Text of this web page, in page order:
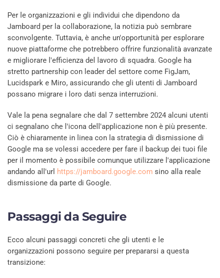
Per le organizzazioni e gli individui che dipendono da
Jamboard per la collaborazione, la notizia può sembrare
sconvolgente. Tuttavia, è anche un'opportunità per esplorare
nuove piattaforme che potrebbero offrire funzionalità avanzate
e migliorare l'efficienza del lavoro di squadra. Google ha
stretto partnership con leader del settore come FigJam,
Lucidspark e Miro, assicurando che gli utenti di Jamboard
possano migrare i loro dati senza interruzioni.
Vale la pena segnalare che dal 7 settembre 2024 alcuni utenti
ci segnalano che l'icona dell'applicazione non è più presente.
Ciò è chiaramente in linea con la strategia di dismissione di
Google ma se volessi accedere per fare il backup dei tuoi file
per il momento è possibile comunque utilizzare l'applicazione
andando all'url https://jamboard.google.com sino alla reale
dismissione da parte di Google.
Passaggi da Seguire
Ecco alcuni passaggi concreti che gli utenti e le
organizzazioni possono seguire per prepararsi a questa
transizione: